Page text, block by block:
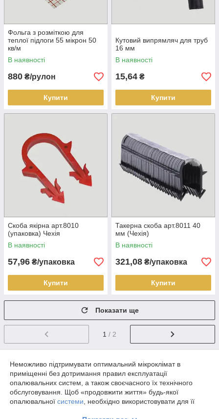
Фольга з розміткою для
теплої підлоги 55 мікрон 50
кв/м
В наявності
880 ₴/рулон
Купити
Кутовий випрямляч для труб
16 мм
В наявності
15,64 ₴
Купити
Скоба якірна арт.8010
(упаковка) Чехія
В наявності
57,96 ₴/упаковка
Купити
Такерна скоба арт.8011 40
мм (Чехія)
В наявності
321,08 ₴/упаковка
Купити
Показати ще
1 / 2
Неможливо підтримувати оптимальний мікроклімат в
приміщенні без дотримання правил експлуатації
опалювальних систем, а також своєчасного їх технічного
обслуговування. Щоб «продовжити життя» будь-якої
опалювальної системи , необхідно використовувати для її